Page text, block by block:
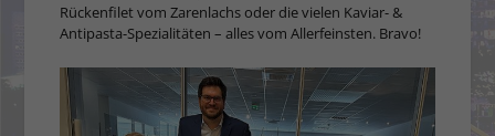
Rückenfilet vom Zarenlachs oder die vielen Kaviar- &
Antipasta-Spezialitäten – alles vom Allerfeinsten. Bravo!